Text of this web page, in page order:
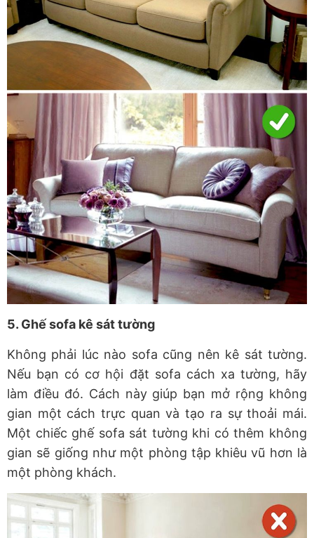
5. Ghế sofa kê sát tường
Không phải lúc nào sofa cũng nên kê sát tường.
Nếu bạn có cơ hội đặt sofa cách xa tường, hãy
làm điều đó. Cách này giúp bạn mở rộng không
gian một cách trực quan và tạo ra sự thoải mái.
Một chiếc ghế sofa sát tường khi có thêm không
gian sẽ giống như một phòng tập khiêu vũ hơn là
một phòng khách.